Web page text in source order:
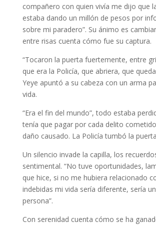
compañero con quien vivía me dijo que
estaba dando un millón de pesos por
sobre mi paradero”. Su ánimo es
entre risas cuenta cómo fue su captura.
“Tocaron la puerta fuertemente, entre
que era la Policía, que abriera, que
Yeye apuntó a su cabeza con un arma
vida.
“Era el fin del mundo”, todo estaba
tenía que pagar por cada delito
daño causado. La Policía tumbó la
Un silencio invade la capilla, los
sentimental. “No tuve oportunidades,
que hice, si no me hubiera relacionado
indebidas mi vida sería diferente, sería
persona”.
Con serenidad cuenta cómo se ha